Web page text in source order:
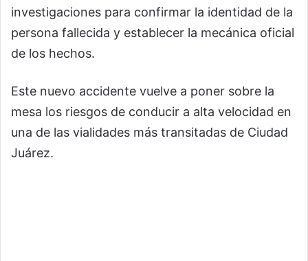
investigaciones para confirmar la identidad de la
persona fallecida y establecer la mecánica oficial
de los hechos.
Este nuevo accidente vuelve a poner sobre la
mesa los riesgos de conducir a alta velocidad en
una de las vialidades más transitadas de Ciudad
Juárez.